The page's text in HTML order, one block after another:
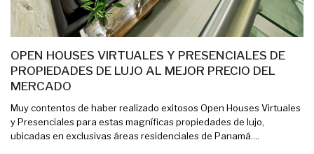
OPEN HOUSES VIRTUALES Y PRESENCIALES DE
PROPIEDADES DE LUJO AL MEJOR PRECIO DEL
MERCADO
Muy contentos de haber realizado exitosos Open Houses Virtuales
y Presenciales para estas magníficas propiedades de lujo,
ubicadas en exclusivas áreas residenciales de Panamá....